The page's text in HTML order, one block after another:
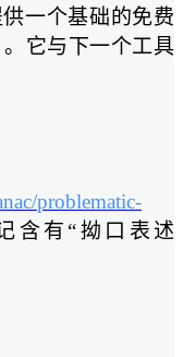
一个基础的免费
它与下一个工具
problematic-
含有“拗口表述